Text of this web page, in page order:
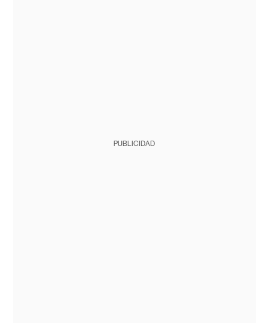
PUBLICIDAD